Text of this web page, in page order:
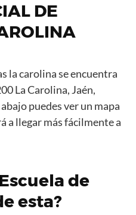
DE
la carolina se encuentra
La Carolina, Jaén,
puedes ver un mapa
a llegar más fácilmente a
de
esta?